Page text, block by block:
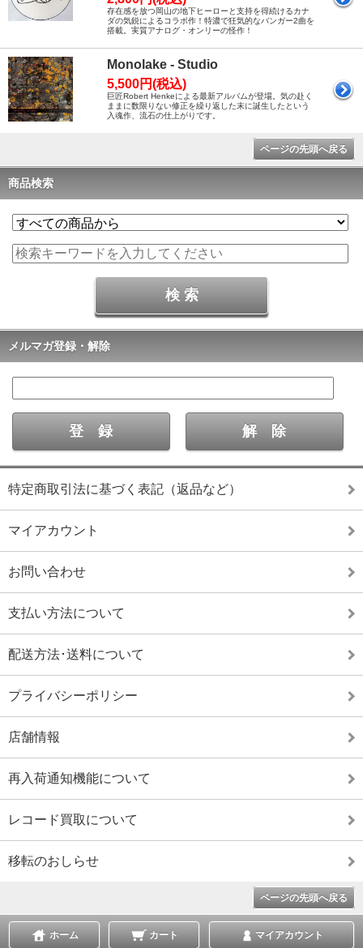
存在感を放つ岡山の地下ヒーローと支持を得続けるカナ
ダの気鋭によるコラボ作！特濃で狂気的なバンガー2曲を
搭載。実質アナログ・オンリーの怪作！
Monolake - Studio
5,500円(税込)
巨匠Robert Henkeによる最新アルバムが登場。気の赴く
ままに数限りない修正を繰り返した末に誕生したという
入魂作、流石の仕上がりです。
ページの先頭へ戻る
商品検索
メルマガ登録・解除
特定商取引法に基づく表記（返品など）
マイアカウント
お問い合わせ
支払い方法について
配送方法･送料について
プライバシーポリシー
店舗情報
再入荷通知機能について
レコード買取について
移転のおしらせ
ページの先頭へ戻る
ホーム カート マイアカウント